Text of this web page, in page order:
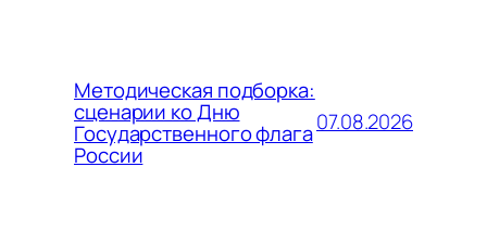
Методическая подборка:
сценарии ко Дню
Государственного флага
России
07.08.2026